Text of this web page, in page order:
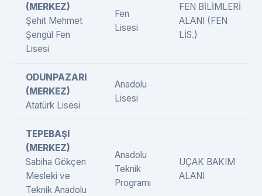
(MERKEZ)
Şehit Mehmet
Şengül Fen
Lisesi
Fen
Lisesi
FEN BİLİMLERİ
ALANI (FEN
LİS.)
ODUNPAZARI
(MERKEZ)
Atatürk Lisesi
Anadolu
Lisesi
TEPEBAŞI
(MERKEZ)
Sabiha Gökçen
Mesleki ve
Teknik Anadolu
Anadolu
Teknik
Programı
UÇAK BAKIM
ALANI